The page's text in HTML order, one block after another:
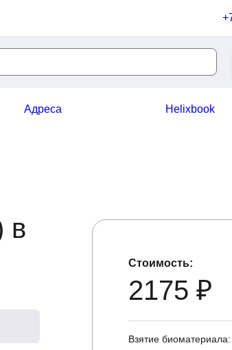
Адреса Helixbook
в
Стоимость:
2175 ₽
Взятие биоматериала: